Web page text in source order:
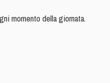
momento della giornata.